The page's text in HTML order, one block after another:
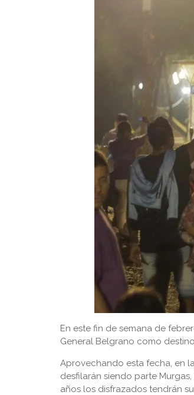
En este fin de semana de
General Belgrano como
Aprovechando esta fecha, en
desfilarán siendo parte
años los disfrazados tendrán